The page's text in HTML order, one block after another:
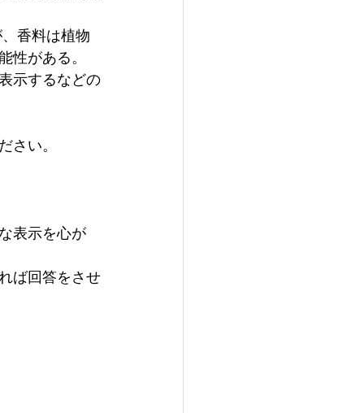
香料は植物
性がある。
示するなどの
さい。
表示を心が
ば回答をさせ